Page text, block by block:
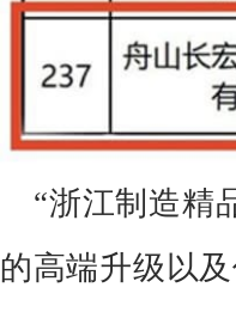
“浙江制造精
的高端升级以